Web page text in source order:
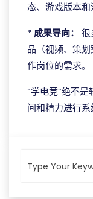
态、游戏版本和
* 成果导向：
很
品（视频、策
作岗位的需求。
“学电竞”绝不
间和精力进行系